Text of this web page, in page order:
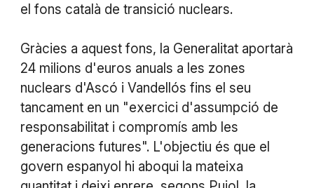
el fons català de transició nuclears.
Gràcies a aquest fons, la Generalitat aportarà
24 milions d'euros anuals a les zones
nuclears d'Ascó i Vandellós fins el seu
tancament en un "exercici d'assumpció de
responsabilitat i compromís amb les
generacions futures". L'objectiu és que el
govern espanyol hi aboqui la mateixa